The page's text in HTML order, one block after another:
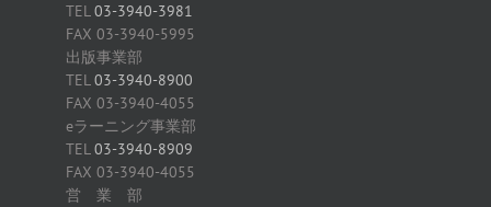
TEL03-3940-3981
FAX 03-3940-5995
出版事業部
TEL03-3940-8900
FAX 03-3940-4055
eラーニング事業部
TEL03-3940-8909
FAX 03-3940-4055
営 業 部